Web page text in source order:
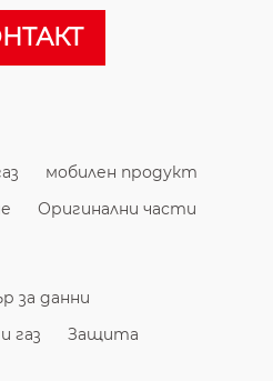
мобилен продукт
Оригинални части
за данни
газ
Защита